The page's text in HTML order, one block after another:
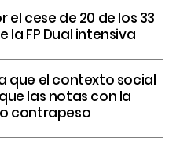
cese de 20 de los 33
la FP Dual intensiva
que el contexto social
las notas con la
contrapeso